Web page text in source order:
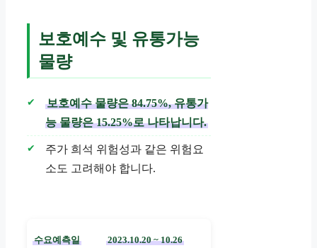
보호예수 및 유통가능
물량
보호예수 물량은 84.75%, 유통가
능 물량은 15.25%로 나타납니다.
주가 희석 위험성과 같은 위험요
소도 고려해야 합니다.
수요예측일 2023.10.20 ~ 10.26